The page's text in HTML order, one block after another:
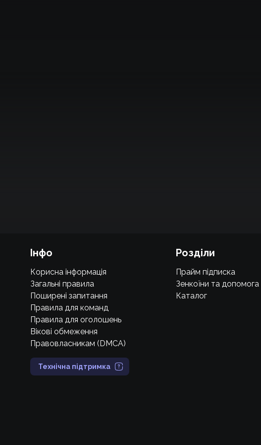
Інфо
Корисна інформація
Загальні правила
Поширені запитання
Правила для команд
Правила для оголошень
Вікові обмеження
Правовласникам (DMCA)
Технічна підтримка
Розділи
Прайм підписка
Зенкоїни та
Каталог